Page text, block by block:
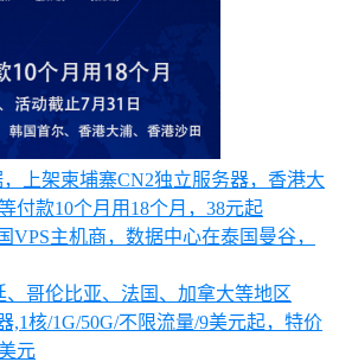
，上架柬埔寨CN2独立服务器，香港大
付款10个月用18个月，38元起
VPS主机商，数据中心在泰国曼谷，
、哥伦比亚、法国、加拿大等地区
,1核/1G/50G/不限流量/9美元起，特价
元